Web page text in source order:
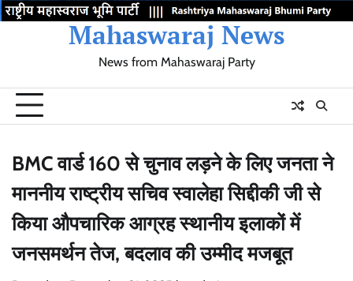
Skip
Mahaswaraj News
News from Mahaswaraj Party
HomeElection
Movement
Mumbai
Maharashtra
Gujarat
LatestAboutBirthday
BMC वार्ड 160 से चुनाव लड़ने के लिए जनता ने
माननीय राष्ट्रीय सचिव स्वालेहा सिद्दीकी जी से
किया औपचारिक आग्रह स्थानीय इलाकों में
जनसमर्थन तेज, बदलाव की उम्मीद मजबूत